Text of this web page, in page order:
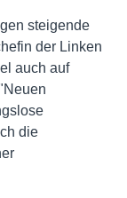
steigende
der Linken
auch auf
die